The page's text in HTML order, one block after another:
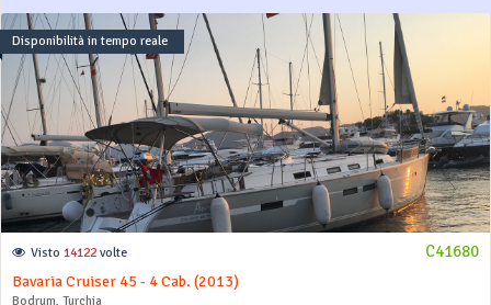
Disponibilità in tempo reale
C41680
Visto 14122 volte
Bavaria Cruiser 45 - 4 Cab. (2013)
Bodrum, Turchia